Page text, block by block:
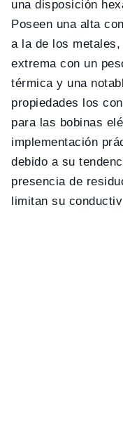
una disposición
Poseen una alta
a la de los
extrema con un
térmica y una
propiedades los
para las bobinas
implementación
debido a su
presencia de
limitan su